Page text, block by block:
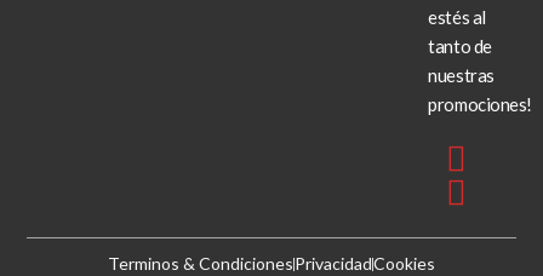
estés al
tanto de
nuestras
promociones!
Terminos & CondicionesPrivacidadCookies